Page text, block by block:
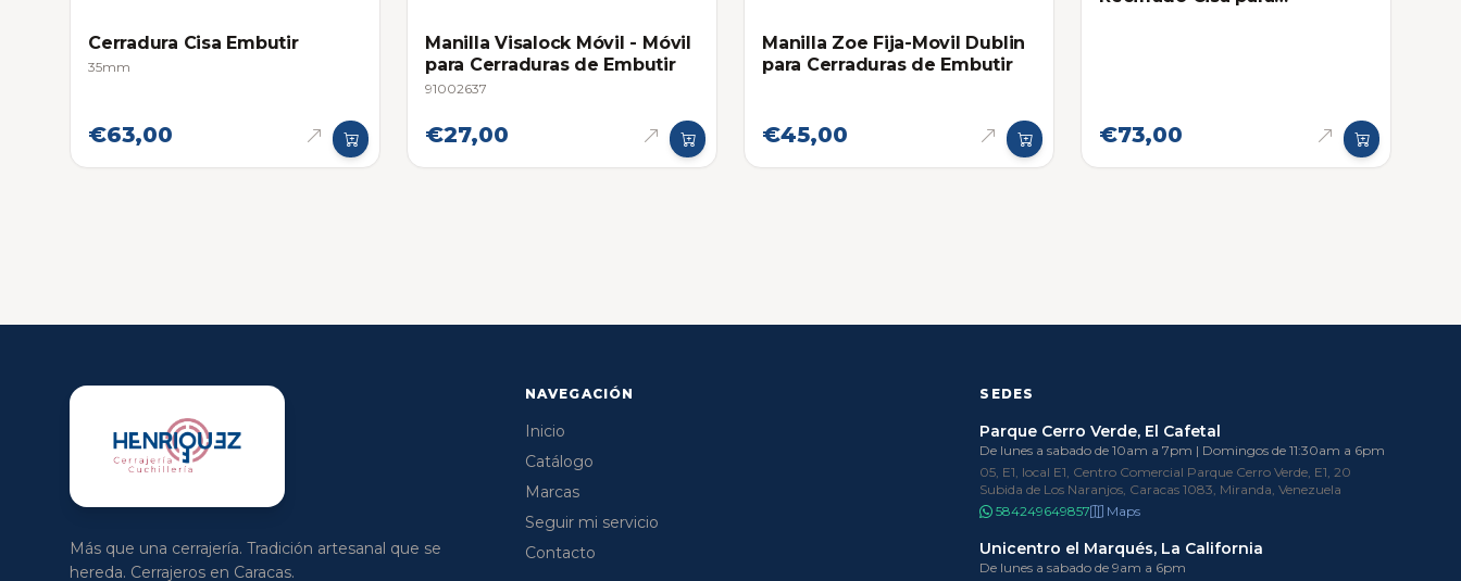
Cerradura Cisa Embutir
35mm
€63,00
Manilla Visalock Móvil - Móvil
para Cerraduras de Embutir
91002637
€27,00
Manilla Zoe Fija-Movil Dublin
para Cerraduras de Embutir
€45,00 €73,00
Más que una cerrajería. Tradición artesanal que se
hereda. Cerrajeros en Caracas.
NAVEGACIÓN
Inicio
Catálogo
Marcas
Seguir mi servicio
Contacto
SEDES
Parque Cerro Verde, El Cafetal
De lunes a sabado de 10am a 7pm | Domingos de 11:30am a 6pm
05, E1, local E1, Centro Comercial Parque Cerro Verde, E1, 20
Subida de Los Naranjos, Caracas 1083, Miranda, Venezuela
584249649857
Maps
Unicentro el Marqués, La California
De lunes a sabado de 9am a 6pm